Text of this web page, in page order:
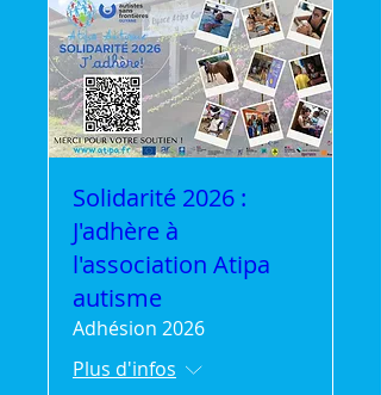
Solidarité 2026 :
J'adhère à
l'association Atipa
autisme
Adhésion 2026
Plus d'infos